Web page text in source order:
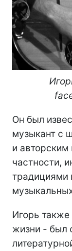
Он был
музыкант с
и
частности,
традициями
Игорь
жизни - был